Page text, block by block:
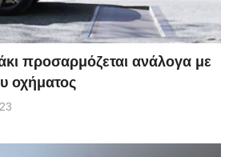
προσαρμόζεται ανάλογα με
οχήματος